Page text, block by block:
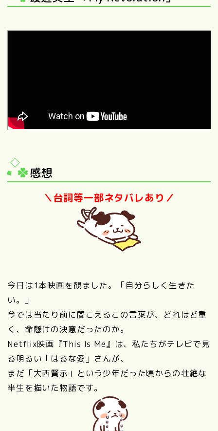
感想
＼台詞等一部ネタバレあり／
今日は1本映画を観ました。「自分らしく生きた
い。」
今では当たり前に聞こえるこの言葉が、どれほど重
く、命懸けの決意だったのか。
Netflix映画『This Is Me』は、私たちがテレビで見
る明るい「はるな愛」さんが、
まだ「大西賢示」という少年だった頃からの壮絶な
半生を描いた物語です。